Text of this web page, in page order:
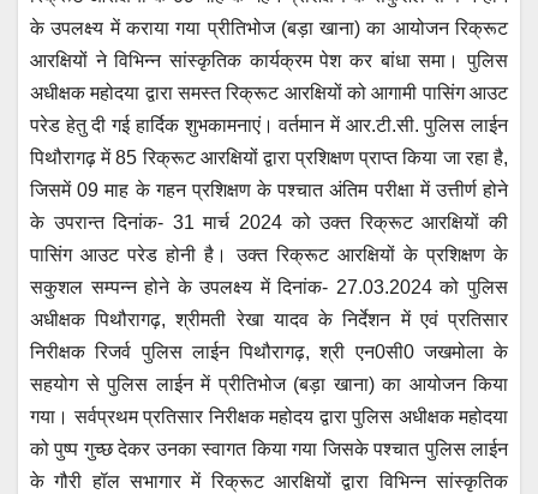
s
A
p
p
e
b
o
o
k
er
e
n
g
er
gr
a
m
के उपलक्ष्य में कराया गया प्रीतिभोज (बड़ा खाना) का आयोजन रिक्रूट
आरक्षियों ने विभिन्न सांस्कृतिक कार्यक्रम पेश कर बांधा समा। पुलिस
अधीक्षक महोदया द्वारा समस्त रिक्रूट आरक्षियों को आगामी पासिंग आउट
परेड हेतु दी गई हार्दिक शुभकामनाएं। वर्तमान में आर.टी.सी. पुलिस लाईन
पिथौरागढ़ में 85 रिक्रूट आरक्षियों द्वारा प्रशिक्षण प्राप्त किया जा रहा है,
जिसमें 09 माह के गहन प्रशिक्षण के पश्चात अंतिम परीक्षा में उत्तीर्ण होने
के उपरान्त दिनांक- 31 मार्च 2024 को उक्त रिक्रूट आरक्षियों की
पासिंग आउट परेड होनी है। उक्त रिक्रूट आरक्षियों के प्रशिक्षण के
सकुशल सम्पन्न होने के उपलक्ष्य में दिनांक- 27.03.2024 को पुलिस
अधीक्षक पिथौरागढ़, श्रीमती रेखा यादव के निर्देशन में एवं प्रतिसार
निरीक्षक रिजर्व पुलिस लाईन पिथौरागढ़, श्री एन0सी0 जखमोला के
सहयोग से पुलिस लाईन में प्रीतिभोज (बड़ा खाना) का आयोजन किया
गया। सर्वप्रथम प्रतिसार निरीक्षक महोदय द्वारा पुलिस अधीक्षक महोदया
को पुष्प गुच्छ देकर उनका स्वागत किया गया जिसके पश्चात पुलिस लाईन
के गौरी हॉल सभागार में रिक्रूट आरक्षियों द्वारा विभिन्न सांस्कृतिक